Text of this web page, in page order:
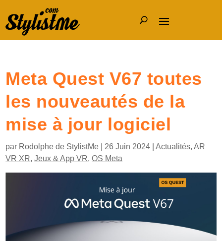
Meta Quest V67 toutes
les nouveautés de la
mise à jour logiciel
par Rodolphe de StylistMe 26 Juin 2024 |Actualités,AR
VR XR,Jeux & App VR,OS Meta